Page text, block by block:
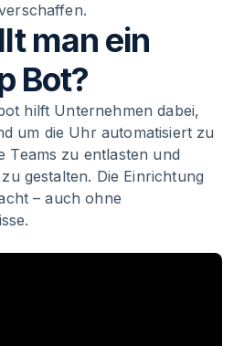
man ein
Bot?
hilft Unternehmen dabei,
um die Uhr automatisiert zu
Teams zu entlasten und
gestalten. Die Einrichtung
– auch ohne